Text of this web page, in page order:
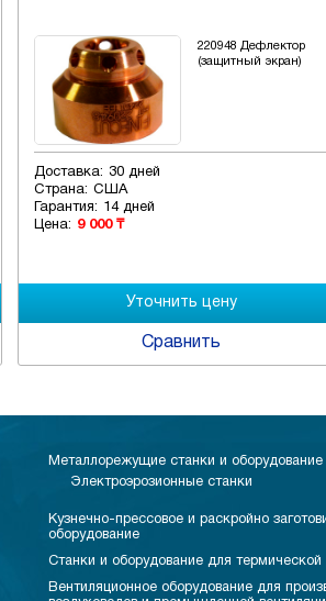
220948 Дефлектор
(защитный экран)
Доставка: 30 дней
Страна: США
Гарантия: 14 дней
Цена: 9 000 ₸
Сравнить
Металлорежущие станки и оборудование
Электроэрозионные станки
Кузнечно-прессовое и раскройно
оборудование
Станки и оборудование для термической
Вентиляционное оборудование для